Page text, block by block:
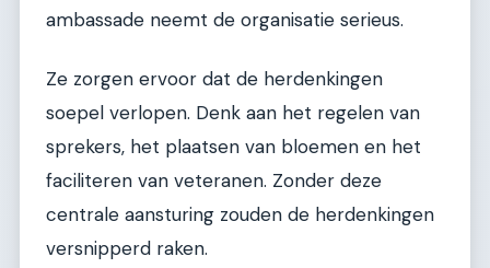
ambassade neemt de organisatie serieus.
Ze zorgen ervoor dat de herdenkingen
soepel verlopen. Denk aan het regelen van
sprekers, het plaatsen van bloemen en het
faciliteren van veteranen. Zonder deze
centrale aansturing zouden de herdenkingen
versnipperd raken.